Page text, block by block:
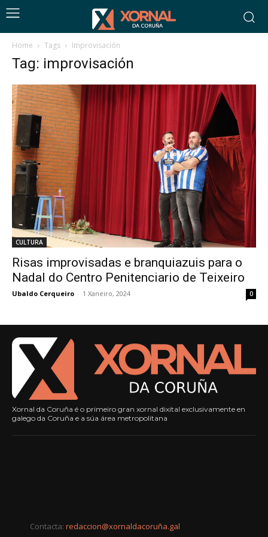
Home Tags Improvisación
Tag: improvisación
CULTURA
Risas improvisadas e branquiazuis para o
Nadal do Centro Penitenciario de Teixeiro
Ubaldo Cerqueiro - 1 Xaneiro, 2024 0
Xornal da Coruña é o primeiro gran xornal dixital exclusivamente en
galego da Coruña e a súa área metropolitana
Contacta: redaccion@xornaldacoruña.gal